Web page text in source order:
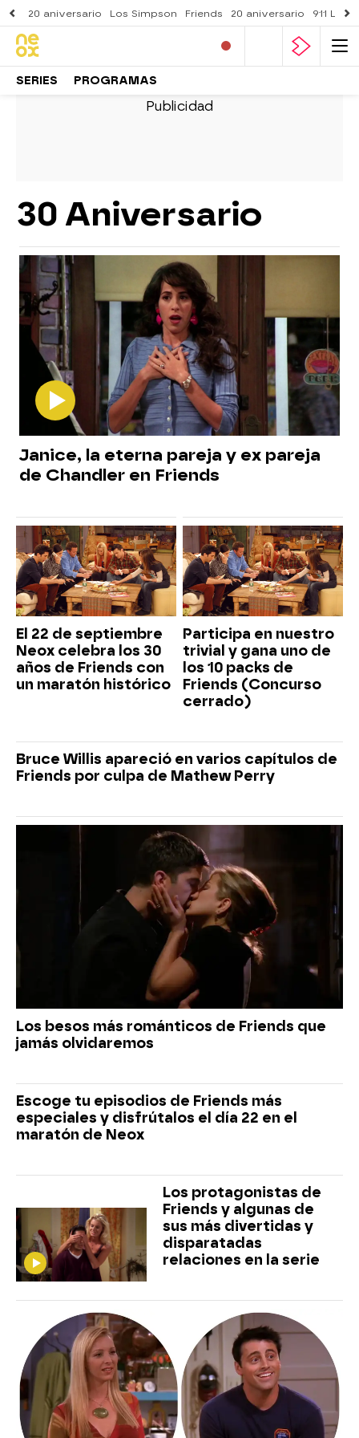
20 aniversario Los Simpson Friends 20 aniversario 911
SERIES PROGRAMAS
30 Aniversario
Janice, la eterna pareja y ex pareja
de Chandler en Friends
El 22 de septiembre
Neox celebra los 30
años de Friends con
un maratón histórico
Participa en nuestro
trivial y gana uno de
los 10 packs de
Friends (Concurso
cerrado)
Bruce Willis apareció en varios capítulos de
Friends por culpa de Mathew Perry
Los besos más románticos de Friends que
jamás olvidaremos
Escoge tu episodios de Friends más
especiales y disfrútalos el día 22 en el
maratón de Neox
Los protagonistas de
Friends y algunas de
sus más divertidas y
disparatadas
relaciones en la serie